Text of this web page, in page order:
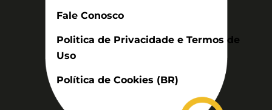
Fale Conosco
Politica de Privacidade e Termos de
Uso
Política de Cookies (BR)